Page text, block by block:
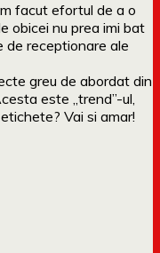
facut efortul de a o
obicei nu prea imi bat
de receptionare ale
greu de abordat din
este „trend”-ul,
Vai si amar!